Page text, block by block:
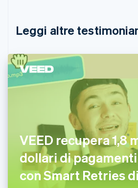
Leggi altre
VEED recupera 1,8
dollari di
con Smart Retries
English Français
Cina continentale
Cipro
English
Croazia
EnglishItaliano
Emirati Arabi Uniti
English
English
Finlandia
Svenska
Francia